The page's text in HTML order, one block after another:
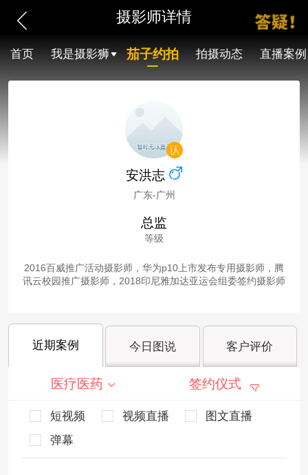
摄影师详情
首页 我是摄影狮 茄子约拍 拍摄动态 直播案例
安洪志
广东-广州
总监
等级
2016百威推广活动摄影师，华为p10上市发布专用摄影师，腾
讯云校园推广摄影师，2018印尼雅加达亚运会组委签约摄影师
近期案例 今日图说 客户评价
医疗医药 签约仪式
短视频 视频直播
图文直播
弹幕